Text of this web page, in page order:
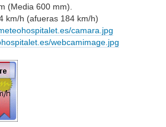
(Media 600 mm).
km/h (afueras 184 km/h)
camara.jpg
webcamimage.jpg